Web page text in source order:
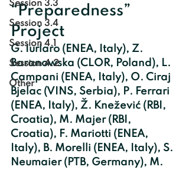
Session 3.3
Session 3.4
Session 4.1
Session 4.2
Other
“Preparedness”
Project
G. Iurlaro (ENEA, Italy), Z.
Baranowska (CLOR, Poland), L.
Campani (ENEA, Italy), O. Ciraj
Bjelac (VINS, Serbia), P. Ferrari
(ENEA, Italy), Ž. Knežević (RBI,
Croatia), M. Majer (RBI,
Croatia), F. Mariotti (ENEA,
Italy), B. Morelli (ENEA, Italy), S.
Neumaier (PTB, Germany), M.